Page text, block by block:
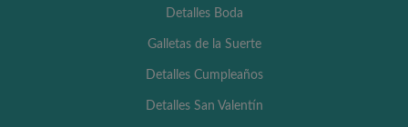
Detalles Boda
Galletas de la Suerte
Detalles Cumpleaños
Detalles San Valentín